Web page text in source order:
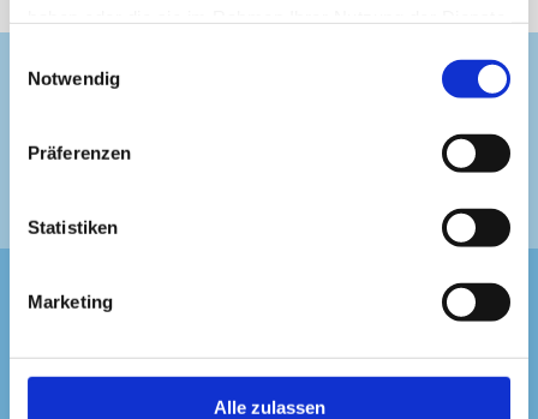
Notwendig
Präferenzen
Statistiken
Marketing
Alle zulassen
INSCRIVEZ-VOUS DÈS MAINTENANT ET RECEVEZ
TA VISITE